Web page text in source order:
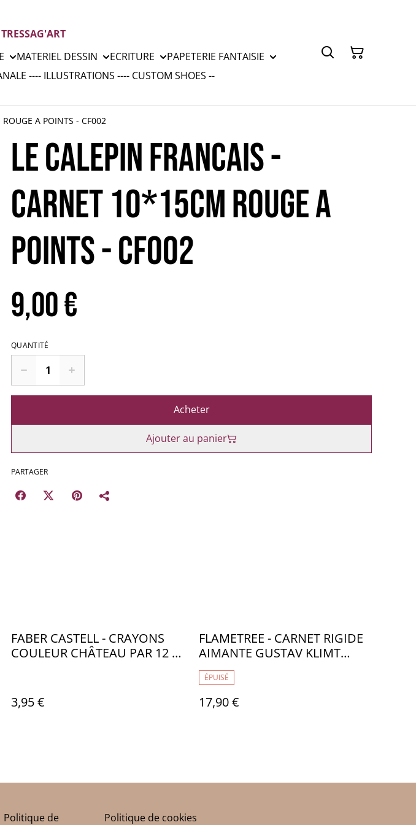
TRESSAG'ART
MATERIEL DESSIN ECRITURE
PAPETERIE FANTAISIE
---- ILLUSTRATIONS ---- CUSTOM SHOES --
A POINTS - CF002
LE CALEPIN FRANCAIS -
CARNET 10*15CM ROUGE A
POINTS - CF002
9,00 €
QUANTITÉ
Acheter
Ajouter au panier
PARTAGER
FABER CASTELL - CRAYONS
COULEUR CHÂTEAU PAR 12 -
3,95 €
FLAMETREE - CARNET RIGIDE
AIMANTE GUSTAV KLIMT
BAISER - TB018
ÉPUISÉ
17,90 €
Politique de
Politique de cookies